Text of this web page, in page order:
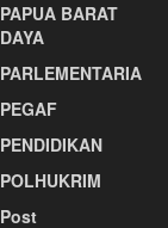
PAPUA BARAT
DAYA
PARLEMENTARIA
PEGAF
PENDIDIKAN
POLHUKRIM
Post